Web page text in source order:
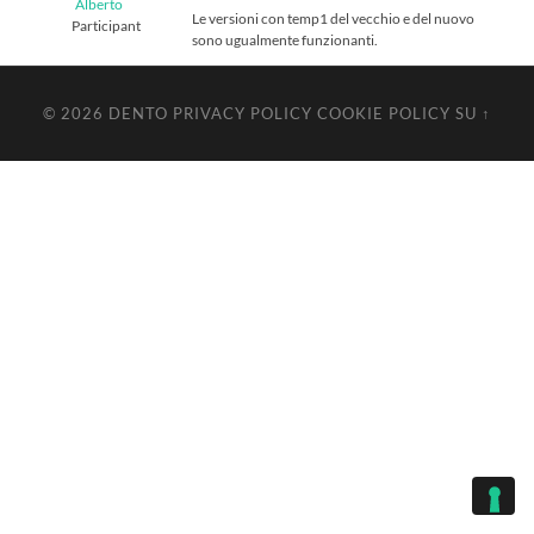
Alberto
Participant
Le versioni con temp1 del vecchio e del nuovo
sono ugualmente funzionanti.
© 2026 DENTO PRIVACY POLICY COOKIE POLICY SU ↑